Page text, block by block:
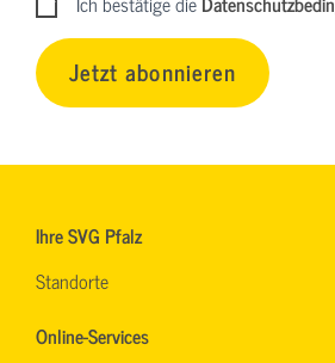
Jetzt abonnieren
Ihre SVG Pfalz
Standorte
Online-Services